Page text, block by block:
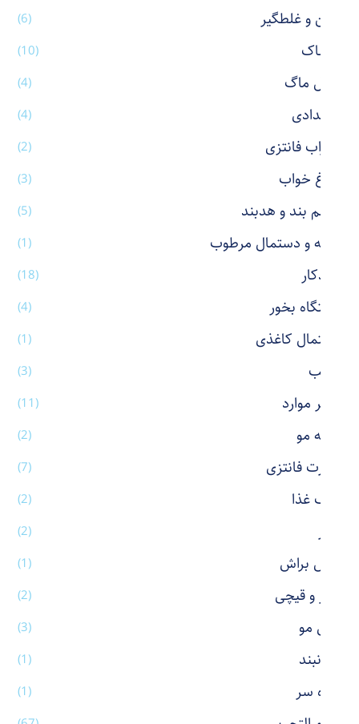
پاکن و غلطگیر (6)
پوشاک (10)
تراول ماگ (4)
جامدادی (4)
جوراب فانتزی (2)
چراغ خواب (3)
چشم بند و هدبند (5)
حوله و دستمال مرطوب (1)
خودکار (18)
دستگاه بخور (4)
دستمال کاغذی (1)
رژ لب (3)
سایر موارد (11)
شانه مو (2)
شورت فانتزی (7)
ظرف غذا (2)
عطر (2)
فیس براش (1)
کاتر و قیچی (2)
کش مو (3)
گردنبند (1)
گیره سر (1)